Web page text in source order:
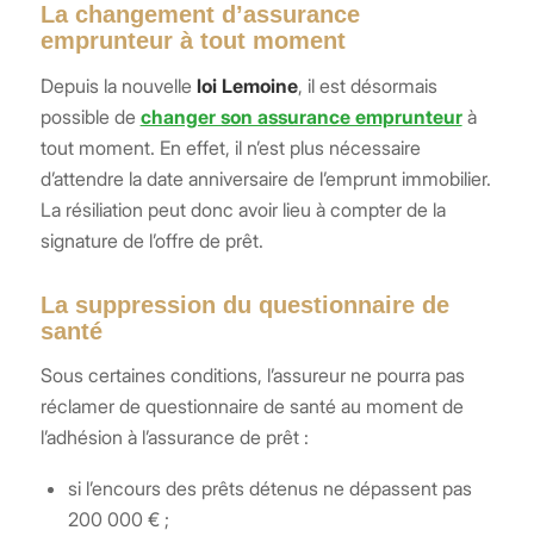
La changement d’assurance
emprunteur à tout moment
Depuis la nouvelle loi Lemoine, il est désormais
possible de changer son assurance emprunteurà
tout moment. En effet, il n’est plus nécessaire
d’attendre la date anniversaire de l’emprunt immobilier.
La résiliation peut donc avoir lieu à compter de la
signature de l’offre de prêt.
La suppression du questionnaire de
santé
Sous certaines conditions, l’assureur ne pourra pas
réclamer de questionnaire de santé au moment de
l’adhésion à l’assurance de prêt :
si l’encours des prêts détenus ne dépassent pas
200 000 € ;